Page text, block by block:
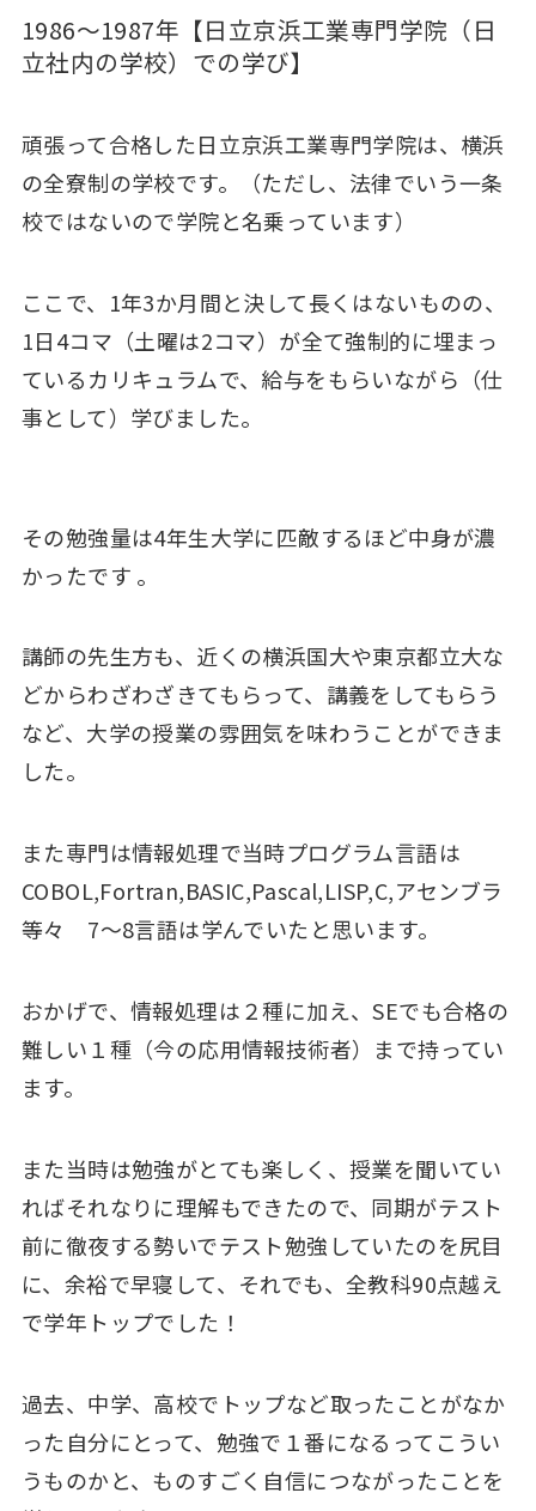
1986～1987年【日立京浜工業専門学院（日
立社内の学校）での学び】
頑張って合格した日立京浜工業専門学院は、横浜
の全寮制の学校です。（ただし、法律でいう一条
校ではないので学院と名乗っています）
ここで、1年3か月間と決して長くはないものの、
1日4コマ（土曜は2コマ）が全て強制的に埋まっ
ているカリキュラムで、給与をもらいながら（仕
事として）学びました。
その勉強量は4年生大学に匹敵するほど中身が濃
かったです 。
講師の先生方も、近くの横浜国大や東京都立大な
どからわざわざきてもらって、講義をしてもらう
など、大学の授業の雰囲気を味わうことができま
した。
また専門は情報処理で当時プログラム言語は
COBOL,Fortran,BASIC,Pascal,LISP,C,アセンブラ
等々 7～8言語は学んでいたと思います。
おかげで、情報処理は２種に加え、SEでも合格の
難しい１種（今の応用情報技術者）まで持ってい
ます。
また当時は勉強がとても楽しく、授業を聞いてい
ればそれなりに理解もできたので、同期がテスト
前に徹夜する勢いでテスト勉強していたのを尻目
に、余裕で早寝して、それでも、全教科90点越え
で学年トップでした！
過去、中学、高校でトップなど取ったことがなか
った自分にとって、勉強で１番になるってこうい
うものかと、ものすごく自信につながったことを